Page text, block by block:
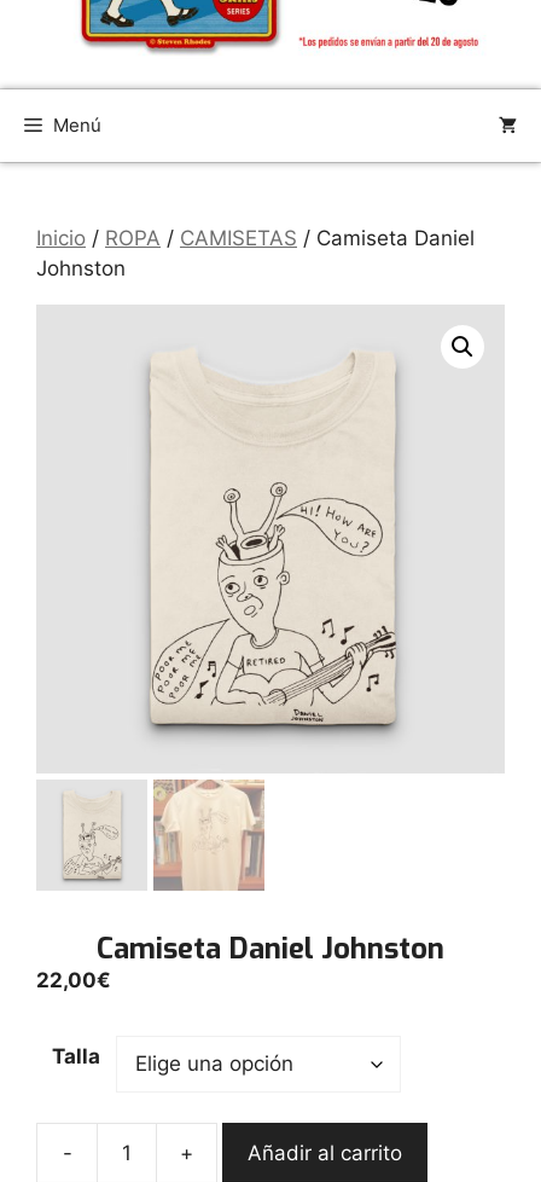
Menú
Inicio / ROPA / CAMISETAS / Camiseta Daniel
Johnston
Camiseta Daniel Johnston
22,00€
Talla
-
Camiseta
+ Añadir al carrito